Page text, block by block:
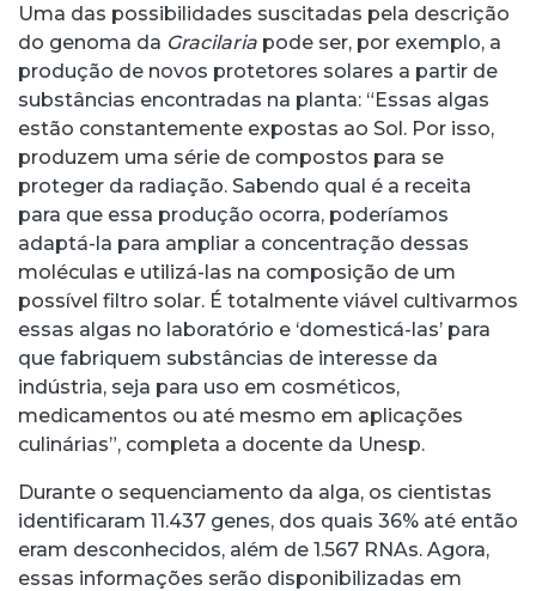
Uma das possibilidades suscitadas pela descrição
do genoma da Gracilaria pode ser, por exemplo, a
produção de novos protetores solares a partir de
substâncias encontradas na planta: “Essas algas
estão constantemente expostas ao Sol. Por isso,
produzem uma série de compostos para se
proteger da radiação. Sabendo qual é a receita
para que essa produção ocorra, poderíamos
adaptá-la para ampliar a concentração dessas
moléculas e utilizá-las na composição de um
possível filtro solar. É totalmente viável cultivarmos
essas algas no laboratório e ‘domesticá-las’ para
que fabriquem substâncias de interesse da
indústria, seja para uso em cosméticos,
medicamentos ou até mesmo em aplicações
culinárias”, completa a docente da Unesp.
Durante o sequenciamento da alga, os cientistas
identificaram 11.437 genes, dos quais 36% até então
eram desconhecidos, além de 1.567 RNAs. Agora,
essas informações serão disponibilizadas em